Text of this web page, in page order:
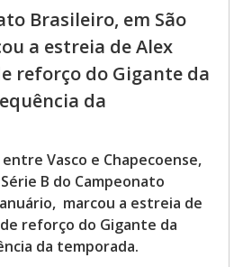
Brasileiro, em São
a estreia de Alex
reforço do Gigante da
da
Vasco e Chapecoense,
B do Campeonato
marcou a estreia de
reforço do Gigante da
da temporada.